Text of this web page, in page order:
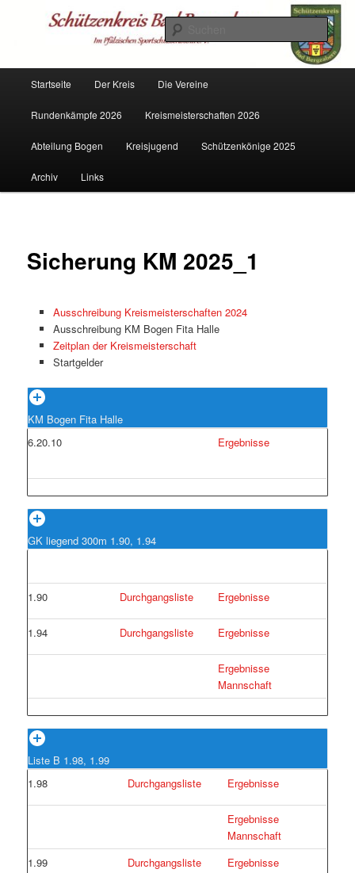
Schützenkreis Bad Bergzabern
Startseite Der Kreis Die Vereine
Rundenkämpfe 2026 Kreismeisterschaften 2026
Abteilung Bogen Kreisjugend Schützenkönige 2025
Archiv Links
Sicherung KM 2025_1
Ausschreibung Kreismeisterschaften 2024
Ausschreibung KM Bogen Fita Halle
Zeitplan der Kreismeisterschaft
Startgelder
KM Bogen Fita Halle
6.20.10
Ergebnisse
GK liegend 300m 1.90, 1.94
1.90 Durchgangsliste Ergebnisse
1.94 Durchgangsliste Ergebnisse
Ergebnisse
Mannschaft
Liste B 1.98, 1.99
1.98
Durchgangsliste Ergebnisse
Ergebnisse
Mannschaft
1.99
Durchgangsliste Ergebnisse